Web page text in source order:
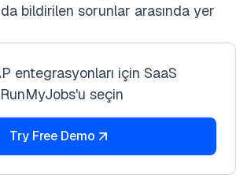
bildirilen sorunlar arasında yer
entegrasyonları için SaaS
seçin
Try Free Demo